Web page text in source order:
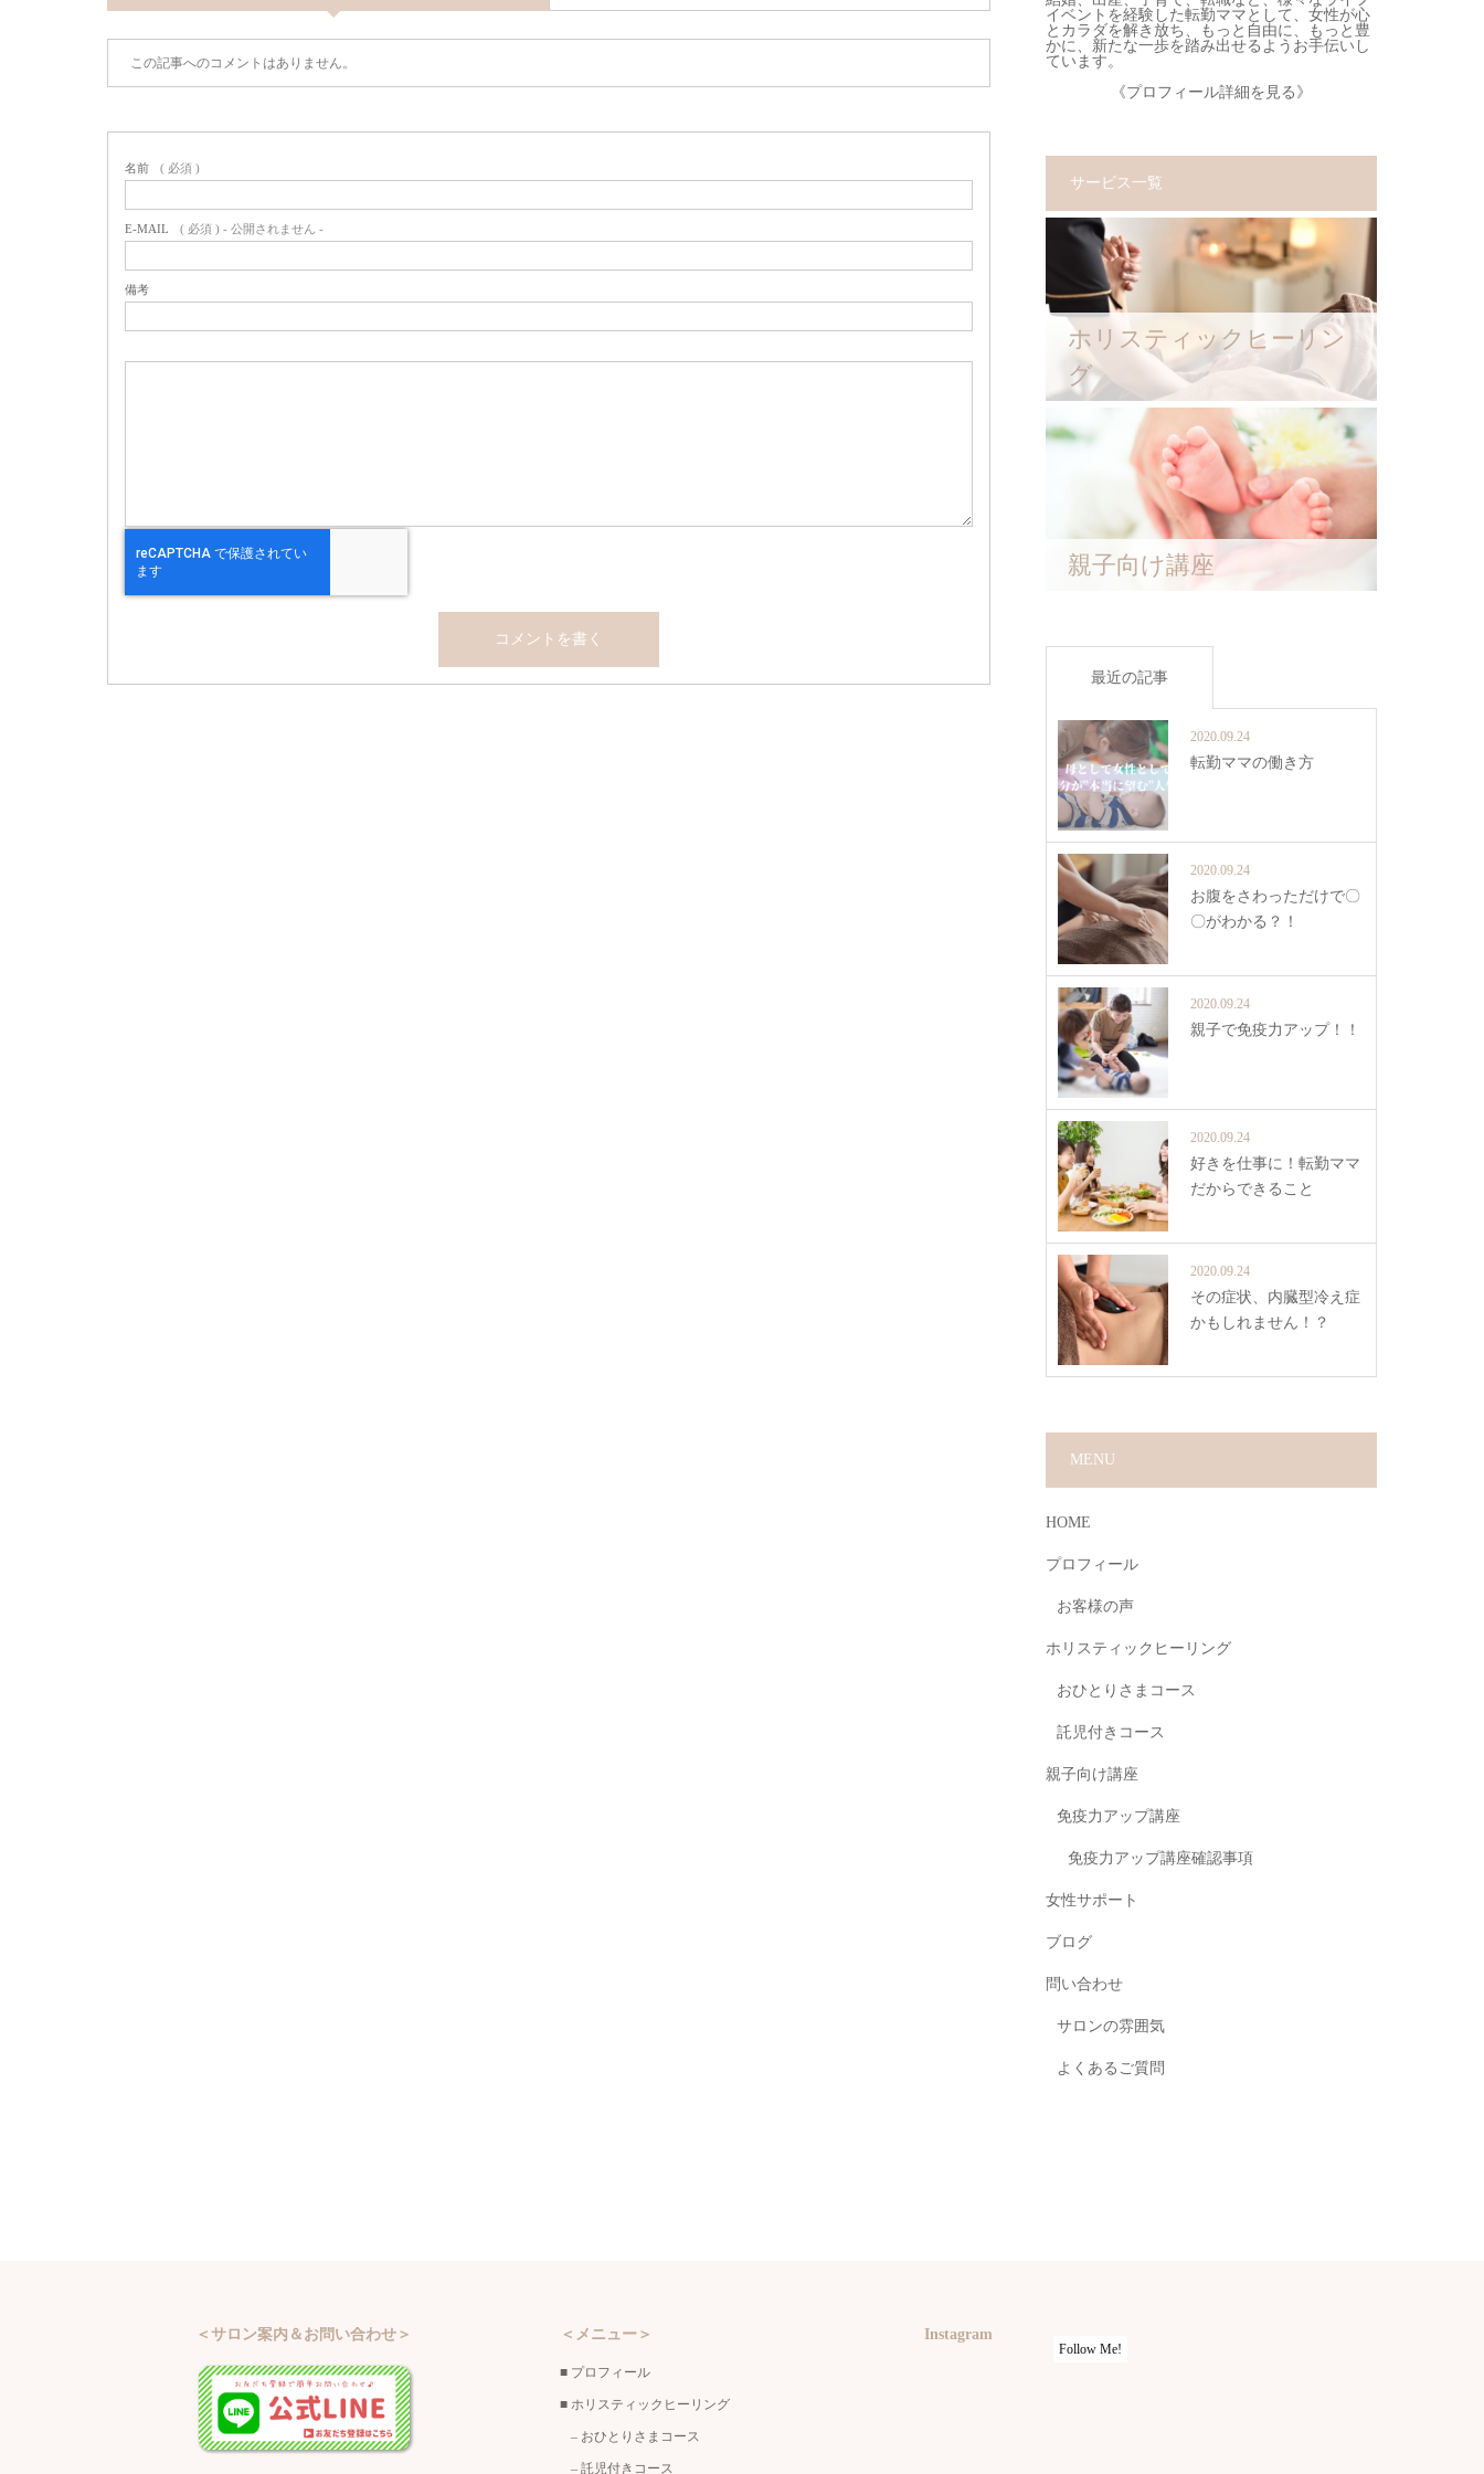
この記事へのコメントはありません。
名前 ( 必須 )
E-MAIL ( 必須 ) - 公開されません -
備考
イベントを経験した転勤ママとして、女性が心
とカラダを解き放ち、もっと自由に、もっと豊
かに、新たな一歩を踏み出せるようお手伝いし
ています。
《プロフィール詳細を見る 》
サービス一覧
ホリスティックヒーリン
グ
親子向け講座
最近の記事
2020.09.24
転勤ママの働き方
2020.09.24
お腹をさわっただけで〇
〇がわかる？！
2020.09.24
親子で免疫力アップ！！
2020.09.24
好きを仕事に！転勤ママ
だからできること
2020.09.24
その症状、内臓型冷え症
かもしれません！？
MENU
HOME
プロフィール
お客様の声
ホリスティックヒーリング
おひとりさまコース
託児付きコース
親子向け講座
免疫力アップ講座
免疫力アップ講座確認事項
女性サポート
ブログ
問い合わせ
サロンの雰囲気
よくあるご質問
＜サロン案内＆お問い合わせ＞ ＜メニュー＞
■ プロフィール
■ ホリスティックヒーリング
– おひとりさまコース
– 託児付きコース
Instagram
Follow Me!